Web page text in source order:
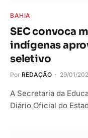
BAHIA
SEC convoca
indígenas
seletivo
Por REDAÇÃO 29/01/
A Secretaria da
Diário Oficial do